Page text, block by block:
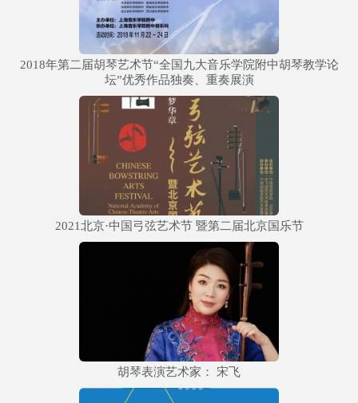
2018年第二届胡琴艺术节“全国九大音乐学院附中胡琴教学论
坛”优秀作品独奏、重奏展演
2021北京·中国弓弦艺术节 暨第二届北京国乐节
胡琴表演艺术家： 宋飞